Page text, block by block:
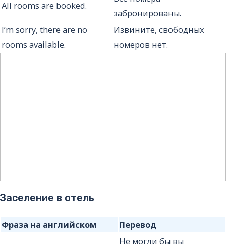
All rooms are booked.
забронированы.
I’m sorry, there are no
rooms available.
Извините, свободных
номеров нет.
Заселение в отель
Фраза на английском Перевод
Не могли бы вы